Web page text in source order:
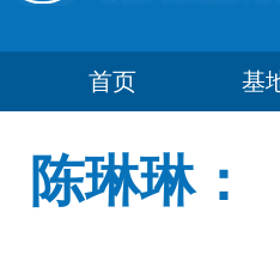
首页 基
陈琳琳：